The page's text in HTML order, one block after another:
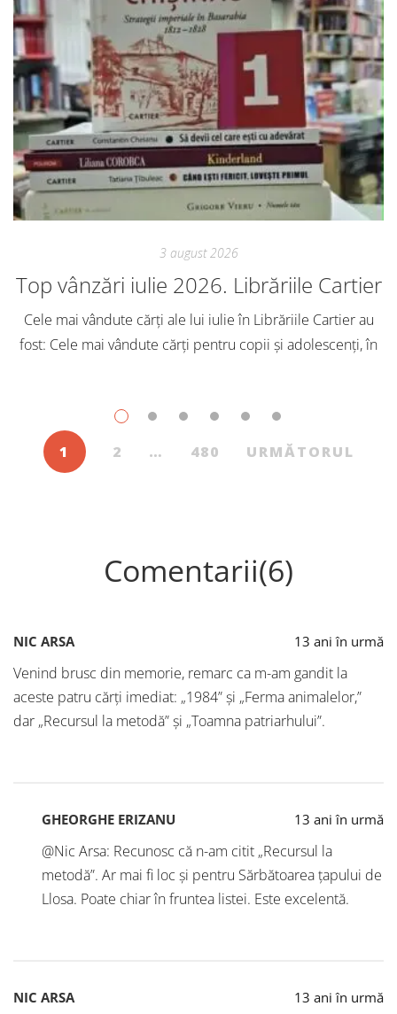
3 august 2026
Top vânzări iulie 2026. Librăriile Cartier
Cele mai vândute cărți ale lui iulie în Librăriile Cartier au
fost: Cele mai vândute cărți pentru copii și adolescenți, în
1 2 … 480 URMĂTORUL
Comentarii(6)
NIC ARSA 13 ani în urmă
Venind brusc din memorie, remarc ca m-am gandit la
aceste patru cărți imediat: „1984” și „Ferma animalelor,”
dar „Recursul la metodă” și „Toamna patriarhului”.
GHEORGHE ERIZANU 13 ani în urmă
@Nic Arsa: Recunosc că n-am citit „Recursul la
metodă”. Ar mai fi loc și pentru Sărbătoarea țapului de
Llosa. Poate chiar în fruntea listei. Este excelentă.
NIC ARSA 13 ani în urmă